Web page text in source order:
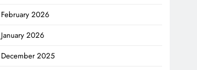
February 2026
January 2026
December 2025